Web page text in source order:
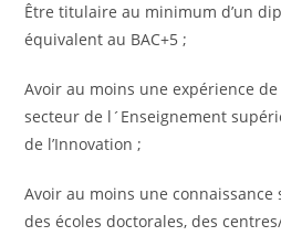
Être titulaire au minimum d’un
équivalent au BAC+5 ;
Avoir au moins une expérience
secteur de l´Enseignement
de l’Innovation ;
Avoir au moins une connaissance
des écoles doctorales, des